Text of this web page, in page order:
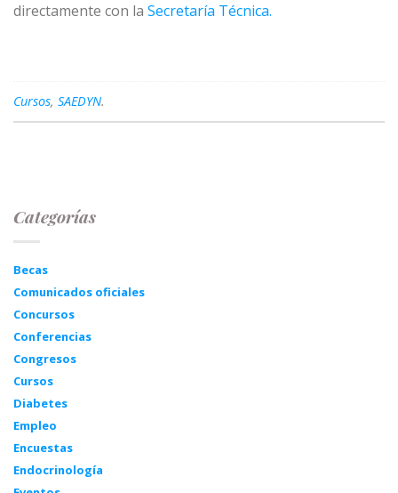
directamente con la Secretaría Técnica.
Cursos, SAEDYN.
Categorías
Becas
Comunicados oficiales
Concursos
Conferencias
Congresos
Cursos
Diabetes
Empleo
Encuestas
Endocrinología